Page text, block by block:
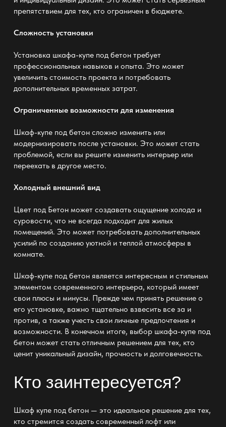
препятствием для тех, кто ограничен в бюджете.
Сложность установки
Установка шкафа-купе под бетон требует
профессиональных навыков и опыта. Это может
увеличить стоимость проекта и потребовать
дополнительных временных затрат.
Ограниченные возможности для изменения
Шкаф-купе под бетон сложно изменить или
модернизировать после установки. Это может стать
проблемой, если вы решите изменить интерьер или
переехать в другое место.
Холодный внешний вид
Цвет под Бетон может создавать ощущение холода и
суровости, что не всегда подходит для жилых
помещений. Это может потребовать дополнительных
усилий по созданию уютной и теплой атмосферы в
комнате.
Шкаф-купе под бетон является интересным и стильным
элементом современного интерьера, который имеет
свои плюсы и минусы. Прежде чем принять решение о
его установке, важно тщательно взвесить все за и
против, а также учесть свои личные предпочтения и
возможности. В конечном итоге, выбор шкафа-купе под
бетон может стать отличным решением для тех, кто
ценит уникальный дизайн, прочность и долговечность.
Кто заинтересуется?
Шкаф купе под бетон — это идеальное решение для тех,
кто стремится создать современный лофт или